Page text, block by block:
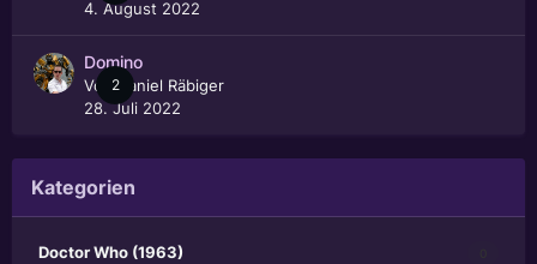
4. August 2022
2
Domino
VonDaniel Räbiger
28. Juli 2022
Kategorien
Doctor Who (1963)